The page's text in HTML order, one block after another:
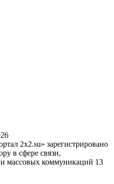
2x2.su» зарегистрировано
в сфере связи,
массовых коммуникаций 13